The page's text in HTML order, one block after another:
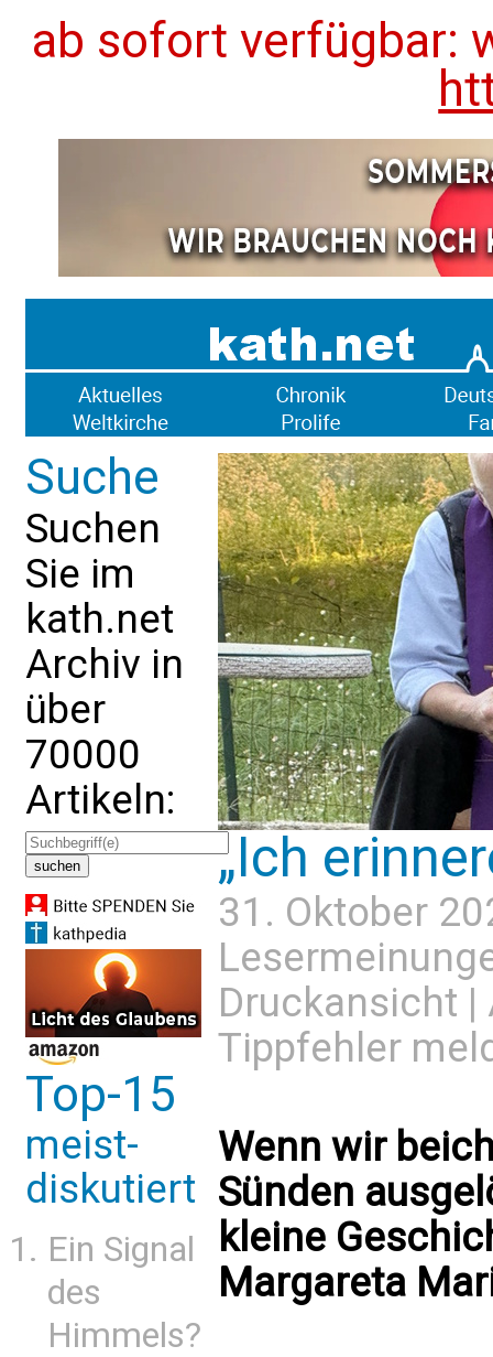
ab sofort verfügbar:
Suche
Suchen
Sie im
kath.net
Archiv in
über
70000
Artikeln:
Top-15
meist-
diskutiert
Ein Signal
des
Himmels?
„Ich
31. Oktober
Druckansicht |
Tippfehler
Wenn wir
Sünden
kleine
Margareta